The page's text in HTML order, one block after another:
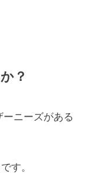
？
ニーズがある
す。